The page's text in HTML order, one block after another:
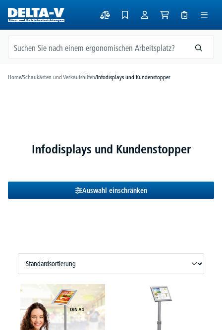
springen
Home/Schaukästen und Verkaufshilfen/Infodisplays und Kundenstopper
Infodisplays und Kundenstopper
Auswahl einschränken